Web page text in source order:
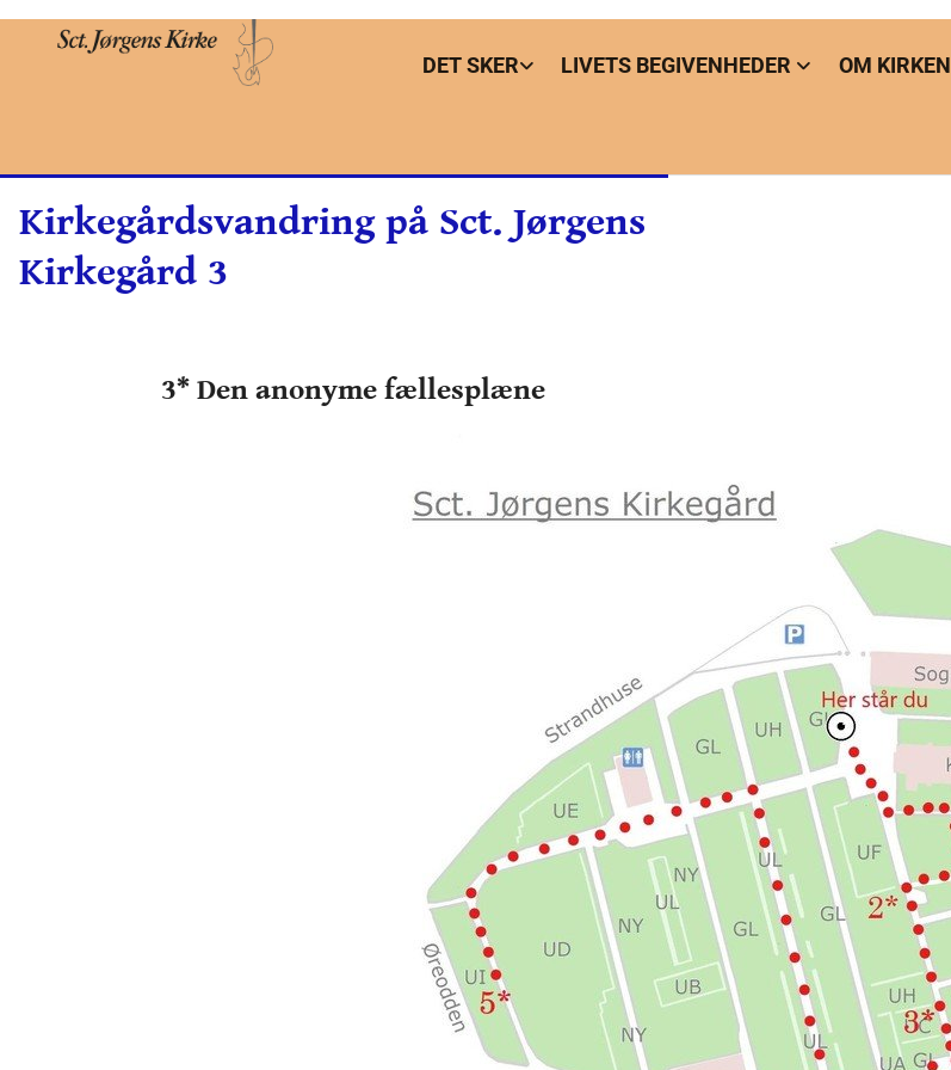
DET SKER LIVETS BEGIVENHEDER OM KIRKEN
Kirkegårdsvandring på Sct. Jørgens
Kirkegård 3
3* Den anonyme fællesplæne